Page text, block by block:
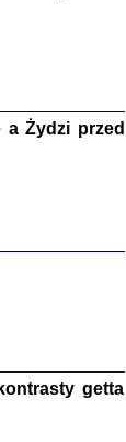
a Żydzi przed
getta